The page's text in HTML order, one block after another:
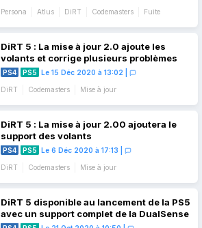
Persona Atlus DiRT Codemasters
Fuite
DiRT 5 : La mise à jour 2.0 ajoute les
volants et corrige plusieurs problèmes
PS4 PS5 Le 15 Déc 2020 à 13:02
DiRT Codemasters Mise à jour
DiRT 5 : La mise à jour 2.00 ajoutera le
support des volants
PS4 PS5 Le 6 Déc 2020 à 17:13
DiRT Codemasters Mise à jour
DiRT 5 disponible au lancement de la PS5
avec un support complet de la DualSense